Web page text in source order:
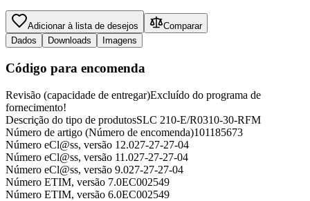
Adicionar à lista de desejos
Comparar
Dados
Downloads Imagens
Código para encomenda
Revisão (capacidade de entregar)Excluído do programa de
fornecimento!
Descrição do tipo de produtosSLC 210-E/R0310-30-RFM
Número de artigo (Número de encomenda)101185673
Número eCl@ss, versão 12.027-27-27-04
Número eCl@ss, versão 11.027-27-27-04
Número eCl@ss, versão 9.027-27-27-04
Número ETIM, versão 7.0EC002549
Número ETIM, versão 6.0EC002549